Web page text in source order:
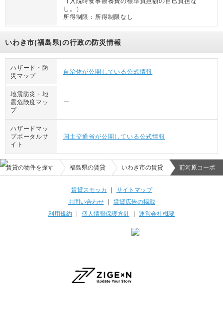
し。
）
所得制限： 所得制限なし
いわき市(福島県)の行政の防災情報
ハザード・防
災マップ
自治体が公開している公式情報
地震防災・地
震危険度マッ
プ
ー
ハザードマッ
プポータルサ
イト
国土交通省が公開している公式情報
賃貸の物件を探す 福島県の賃貸 いわき市の賃貸 前河原コーポ
賃貸スモッカ | サイトマップ
お問い合わせ| 賃貸広告の掲載
利用規約 | 個人情報保護方針 | 運営会社概要